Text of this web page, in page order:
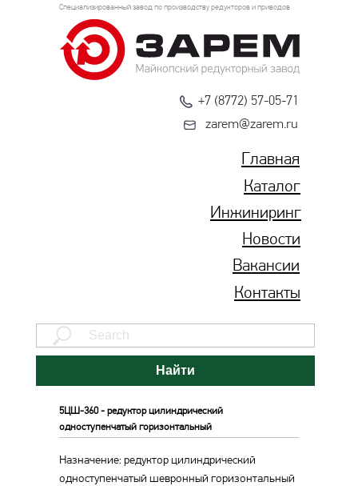
+7 (8772) 57-05-71
Каталог
Инжиниринг
Новости
Главная
Контакты
Вакансии
zarem@zarem.ru
Специализированный завод по производству редукторов и приводов
Найти
5ЦШ-360 - редуктор цилиндрический
одноступенчатый горизонтальный
Назначение: редуктор цилиндрический
одноступенчатый шевронный горизонтальный